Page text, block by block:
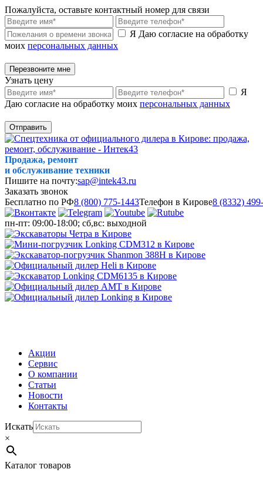
Пожалуйста, оставьте контактный номер для связи
Я Даю согласие на обработку
моих персональных данных
Перезвоните мне
Узнать цену
Я
Даю согласие на обработку моих персональных данных
Отправить
Продажа, ремонт
и обслуживание техники
Пишите на почту:sap@intek43.ru
Заказать звонок
Бесплатно по РФ8 (800) 775-1443Телефон в Кирове8 (8332)
пн-пт: 09:00-18:00; сб,вс: выходной
Акции
Сервис
О компании
Статьи
Новости
Контакты
Искать
×
Каталог товаров